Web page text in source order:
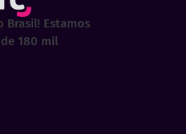
Brasil! Estamos
180 mil